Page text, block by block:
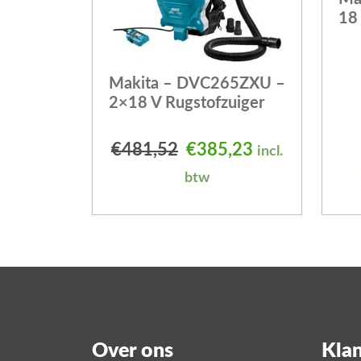
Makita – DVC265ZXU –
2×18 V Rugstofzuiger
€481,52 Oorspronkelijke prijs
€385,23 Huidige prijs
incl.
btw
18
Over ons